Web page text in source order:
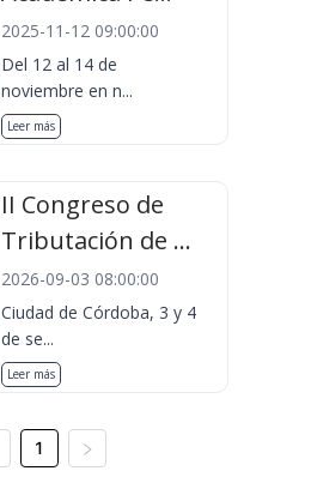
2025-11-12 09:00:00
Del 12 al 14 de
noviembre en n...
Leer más
II Congreso de
Tributación de ...
2026-09-03 08:00:00
Ciudad de Córdoba, 3 y 4
de se...
Leer más
1